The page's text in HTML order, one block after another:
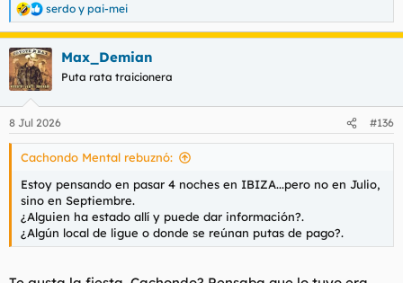
R
e
a
c
c
i
e
s
serdo y pai-mei
Max_Demian
Puta rata traicionera
8 Jul 2026 #136
Cachondo Mental rebuznó:
Estoy pensando en pasar 4 noches en IBIZA...pero no en Julio,
sino en Septiembre.
¿Alguien ha estado allí y puede dar información?.
¿Algún local de ligue o donde se reúnan putas de pago?.